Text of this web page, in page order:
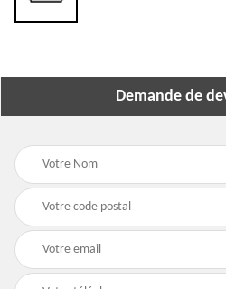
Demande de